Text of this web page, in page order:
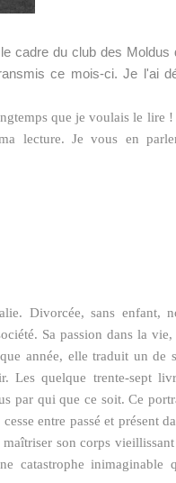
cadre du club des Moldus
ce mois-ci. Je l'ai
que je voulais le lire !
lecture. Je vous en
Divorcée, sans enfant,
Sa passion dans la vie,
année, elle traduit un de
Les quelque trente-sept
par qui que ce soit. Ce
entre passé et présent
son corps
catastrophe inimaginable